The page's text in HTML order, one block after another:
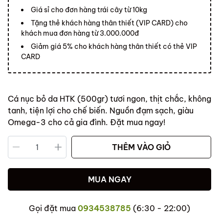
Giá sỉ cho đơn hàng trái cây từ 10kg
Tặng thẻ khách hàng thân thiết (VIP CARD) cho
khách mua đơn hàng từ 3.000.000đ
Giảm giá 5% cho khách hàng thân thiết có thẻ VIP
CARD
Cá nục bỏ da HTK (500gr) tươi ngon, thịt chắc, không
tanh, tiện lợi cho chế biến. Nguồn đạm sạch, giàu
Omega-3 cho cả gia đình. Đặt mua ngay!
THÊM VÀO GIỎ
MUA NGAY
Gọi đặt mua 0934538785 (6:30 - 22:00)